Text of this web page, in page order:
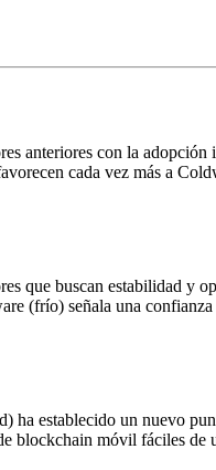
anteriores con la
cada vez más a
que buscan estabilidad y
(frío) señala una
establecido un nuevo
blockchain móvil fáciles